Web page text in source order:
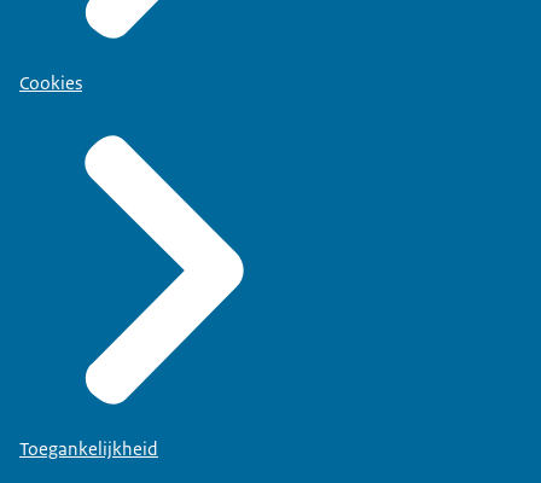
Cookies
Toegankelijkheid